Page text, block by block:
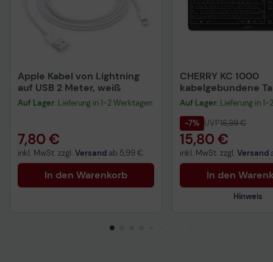
Apple Kabel von Lightning
auf USB 2 Meter, weiß
Auf Lager: Lieferung in 1-2 Werktagen
7,80 €
inkl. MwSt. zzgl. Versand ab 5,99 €
In den Warenkorb
CHERRY KC 1000
kabelgebundene
QWERTZ DE -
Auf Lager: Lieferung in
-7% UVP16,99 €
15,80 €
inkl. MwSt. zzgl. Versand
In den
Hinweis